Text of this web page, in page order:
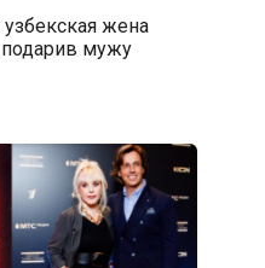
жена
мужу